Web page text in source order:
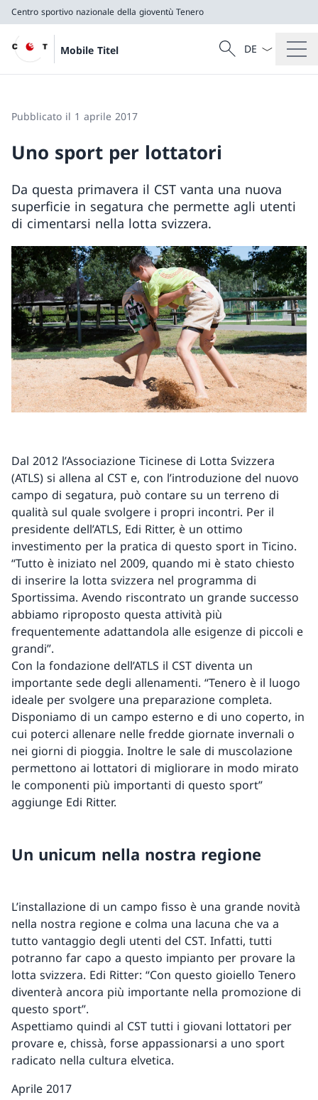
Centro sportivo nazionale della gioventù Tenero
Mobile Titel
Cercare
Ricerca
Dal menu a
Pubblicato il 1 aprile 2017
Uno sport per lottatori
Da questa primavera il CST vanta una nuova
superficie in segatura che permette agli utenti
di cimentarsi nella lotta svizzera.
Dal 2012 l’Associazione Ticinese di Lotta Svizzera
(ATLS) si allena al CST e, con l’introduzione del nuovo
campo di segatura, può contare su un terreno di
qualità sul quale svolgere i propri incontri. Per il
presidente dell’ATLS, Edi Ritter, è un ottimo
investimento per la pratica di questo sport in Ticino.
“Tutto è iniziato nel 2009, quando mi è stato chiesto
di inserire la lotta svizzera nel programma di
Sportissima. Avendo riscontrato un grande successo
abbiamo riproposto questa attività più
frequentemente adattandola alle esigenze di piccoli e
grandi”.
Con la fondazione dell’ATLS il CST diventa un
importante sede degli allenamenti. “Tenero è il luogo
ideale per svolgere una preparazione completa.
Disponiamo di un campo esterno e di uno coperto, in
cui poterci allenare nelle fredde giornate invernali o
nei giorni di pioggia. Inoltre le sale di muscolazione
permettono ai lottatori di migliorare in modo mirato
le componenti più importanti di questo sport”
aggiunge Edi Ritter.
Un unicum nella nostra regione
L’installazione di un campo fisso è una grande novità
nella nostra regione e colma una lacuna che va a
tutto vantaggio degli utenti del CST. Infatti, tutti
potranno far capo a questo impianto per provare la
lotta svizzera. Edi Ritter: “Con questo gioiello Tenero
diventerà ancora più importante nella promozione di
questo sport”.
Aspettiamo quindi al CST tutti i giovani lottatori per
provare e, chissà, forse appassionarsi a uno sport
radicato nella cultura elvetica.
Aprile 2017